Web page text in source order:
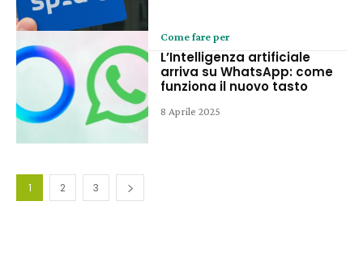
Come fare per
L’Intelligenza artificiale
arriva su WhatsApp: come
funziona il nuovo tasto
8 Aprile 2025
1 2 3